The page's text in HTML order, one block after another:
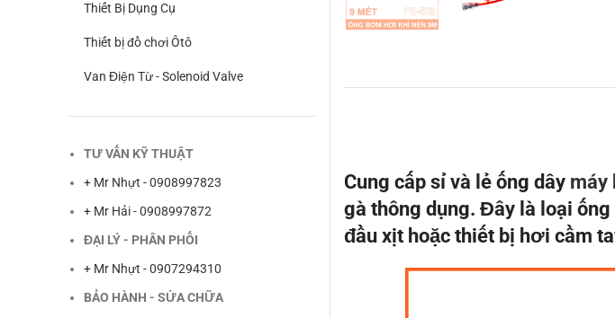
Cung cấp sỉ và lẻ ống dây máy
gà thông dụng. Đây là loại
đầu xịt hoặc thiết bị hơi cầm
Thiết Bị Dụng Cụ
Thiết bị đồ chơi Ôtô
Van Điện Từ - Solenoid Valve
TƯ VẤN KỸ THUẬT
+ Mr Nhựt - 0908997823
+ Mr Hải - 0908997872
ĐẠI LÝ - PHÂN PHỐI
+ Mr Nhựt - 0907294310
BẢO HÀNH - SỬA CHỮA